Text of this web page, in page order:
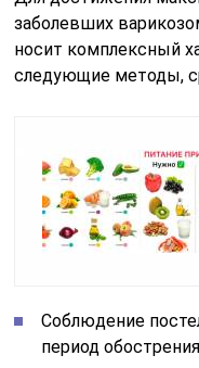
заболевших
носит комплексный
следующие методы,
Соблюдение
период